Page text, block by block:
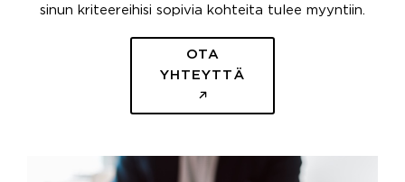
sinun kriteereihisi sopivia kohteita tulee myyntiin.
OTA
YHTEYTTÄ